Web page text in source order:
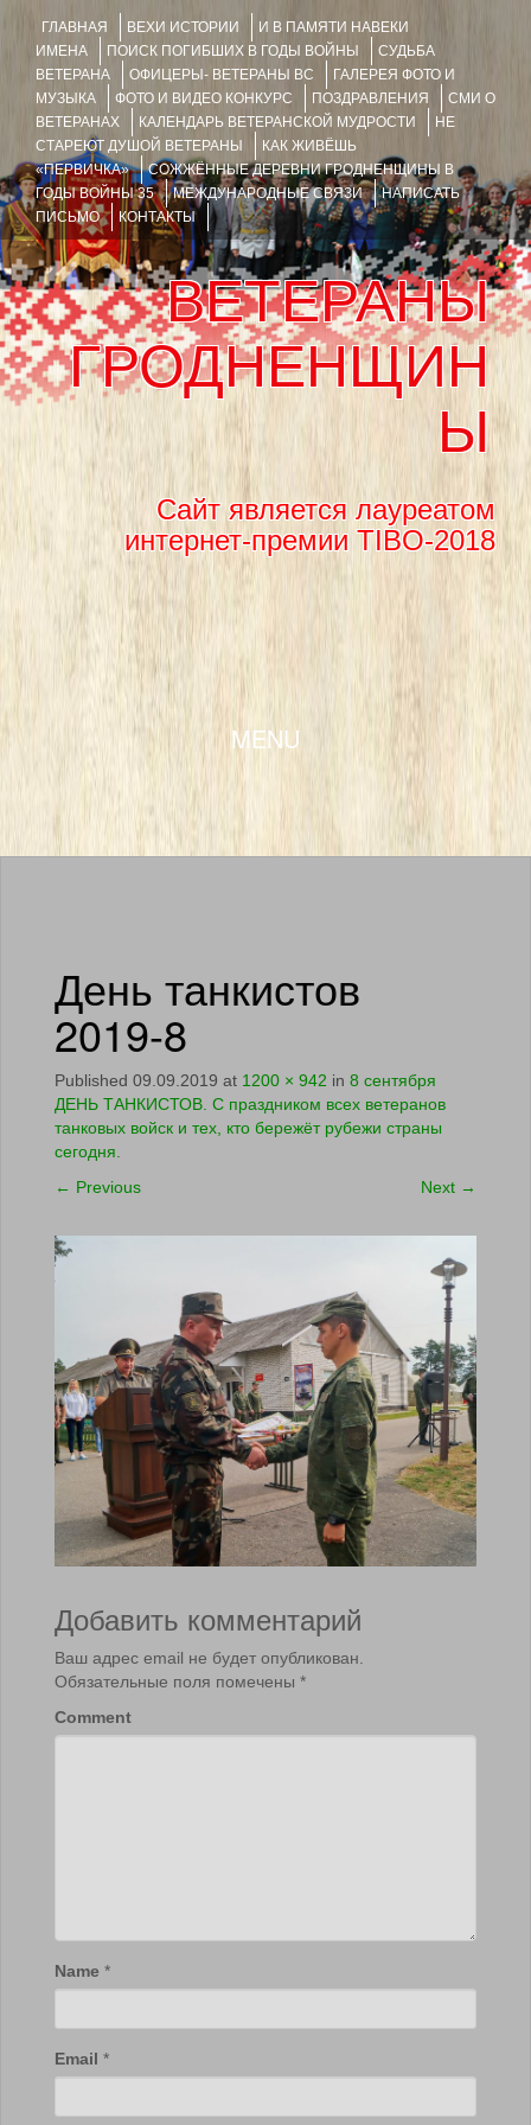
ГЛАВНАЯ ВЕХИ ИСТОРИИ
И В ПАМЯТИ НАВЕКИ
ИМЕНА
ПОИСК ПОГИБШИХ В ГОДЫ ВОЙНЫ
СУДЬБА
ВЕТЕРАНА
ОФИЦЕРЫ- ВЕТЕРАНЫ ВС
ГАЛЕРЕЯ ФОТО И
МУЗЫКА
ФОТО И ВИДЕО КОНКУРС ПОЗДРАВЛЕНИЯ
СМИ О
ВЕТЕРАНАХ
КАЛЕНДАРЬ ВЕТЕРАНСКОЙ МУДРОСТИ
НЕ
СТАРЕЮТ ДУШОЙ ВЕТЕРАНЫ
КАК ЖИВЁШЬ
«ПЕРВИЧКА»
СОЖЖЁННЫЕ ДЕРЕВНИ ГРОДНЕНЩИНЫ В
ГОДЫ ВОЙНЫ 35
МЕЖДУНАРОДНЫЕ СВЯЗИ
НАПИСАТЬ
ПИСЬМО
КОНТАКТЫ
ВЕТЕРАНЫ
ГРОДНЕНЩИН
Ы
Сайт является лауреатом
интернет-премии TIBO-2018
MENU
SKIP TO CONTENT
День танкистов
2019-8
Published 09.09.2019 at 1200 × 942 in 8 сентября
ДЕНЬ ТАНКИСТОВ. С праздником всех ветеранов
танковых войск и тех, кто бережёт рубежи страны
сегодня.
← Previous Next →
Добавить комментарий
Ваш адрес email не будет опубликован.
Обязательные поля помечены *
Comment
Name *
Email *